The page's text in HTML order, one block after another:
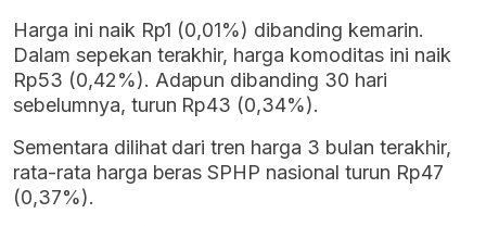
Harga ini naik Rp1 (0,01%) dibanding kemarin.
Dalam sepekan terakhir, harga komoditas ini naik
Rp53 (0,42%). Adapun dibanding 30 hari
sebelumnya, turun Rp43 (0,34%).
Sementara dilihat dari tren harga 3 bulan terakhir,
rata-rata harga beras SPHP nasional turun Rp47
(0,37%).